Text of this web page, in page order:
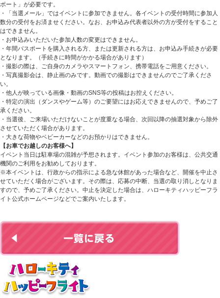
ポート」が必要です。
・「当選メール」ではイベントに参加できません。各イベントの受付時間に参加人
数分の受付をお済ませください。なお、お申込み代表者以外の方が受付をすること
はできません。
・お申込みいただいた参加人数の変更はできません。
・年間パスポートを購入される方、または更新される方は、お申込み手続きが必要
となります。（手続きに時間がかかる場合があります）
・撮影の際は、ご自身のカメラやスマートフォン、携帯電話をご用意ください。
・写真撮影会は、静止画のみです。動画での撮影はできませんのでご了承くださ
い。
・他人が映っている画像・動画のSNS等の投稿はお控えください。
・特定の演出（ダンスやゲーム等）のご要望にはお応えできませんので、 予めご了
承ください。
・当選後、ご来場いただけないことが度重なる場合、次回以降の抽選対象から除外
させていただく場合があります。
・大きな荷物やベビーカーなどのお預かりはできません。
【お車でお越しのお客様へ】
イベント当日は駐車場の混雑が予想されます。 イベント参加のお客様は、公共交通
機関のご利用をお勧めしております。
※本イベントは、行政からの指示による急な休館があった場合など、開催を中止さ
せていただく場合がございます。 その際は、応募の中断、当選の取り消しとなりま
すので、予めご了承ください。 中止を決定した場合は、ハローキティハッピーフラ
イト公式ホームページなどでご案内いたします。